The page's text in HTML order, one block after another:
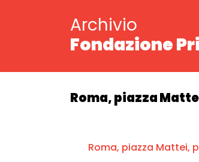
Archivio
Fondazione
Roma, piazza
Roma, piazza Mattei,